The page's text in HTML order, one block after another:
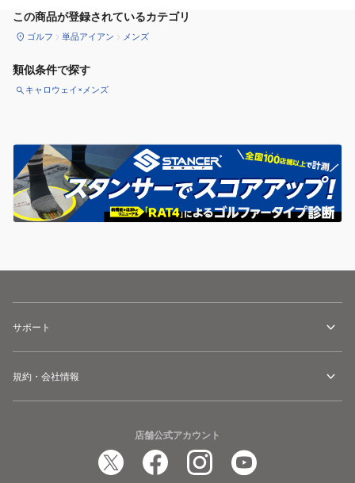
この商品が登録されているカテゴリ
ゴルフ 単品アイアン メンズ
類似条件で探す
キャロウェイ×メンズ
サポート
規約・会社情報
店舗公式アカウント